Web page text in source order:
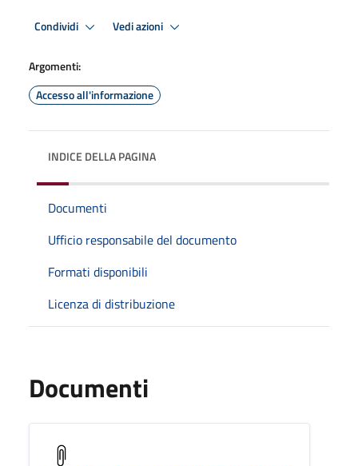
Condividi Vedi azioni
Argomenti:
Accesso all'informazione
INDICE DELLA PAGINA
Documenti
Ufficio responsabile del documento
Formati disponibili
Licenza di distribuzione
Documenti